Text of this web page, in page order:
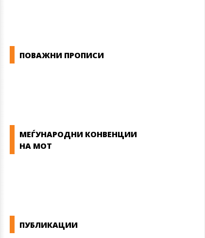
ПОВАЖНИ ПРОПИСИ
МЕЃУНАРОДНИ КОНВЕНЦИИ
НА МОТ
ПУБЛИКАЦИИ